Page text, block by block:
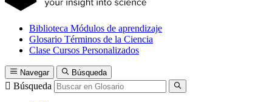
Biblioteca Módulos de aprendizaje
Glosario Términos de la Ciencia
Clase Cursos Personalizados
Navegar Búsqueda
Búsqueda